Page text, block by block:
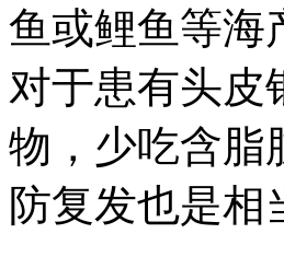
鱼或鲤鱼等海
对于患有头皮
物，少吃含脂
防复发也是相